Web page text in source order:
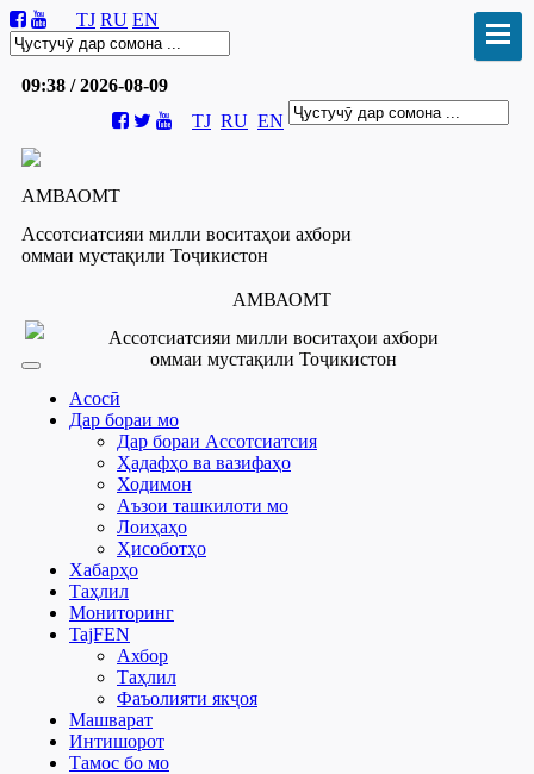
TJ RU EN
09:38 / 2026-08-09
TJ RU EN
АМВАОМТ
Ассотсиатсияи милли воситаҳои ахбори
оммаи мустақили Тоҷикистон
АМВАОМТ
Ассотсиатсияи милли воситаҳои ахбори
оммаи мустақили Тоҷикистон
Асосӣ
Дар бораи мо
Дар бораи Ассотсиатсия
Ҳадафҳо ва вазифаҳо
Ходимон
Аъзои ташкилоти мо
Лоиҳаҳо
Ҳисоботҳо
Хабарҳо
Таҳлил
Мониторинг
TajFEN
Ахбор
Таҳлил
Фаъолияти якҷоя
Машварат
Интишорот
Тамос бо мо